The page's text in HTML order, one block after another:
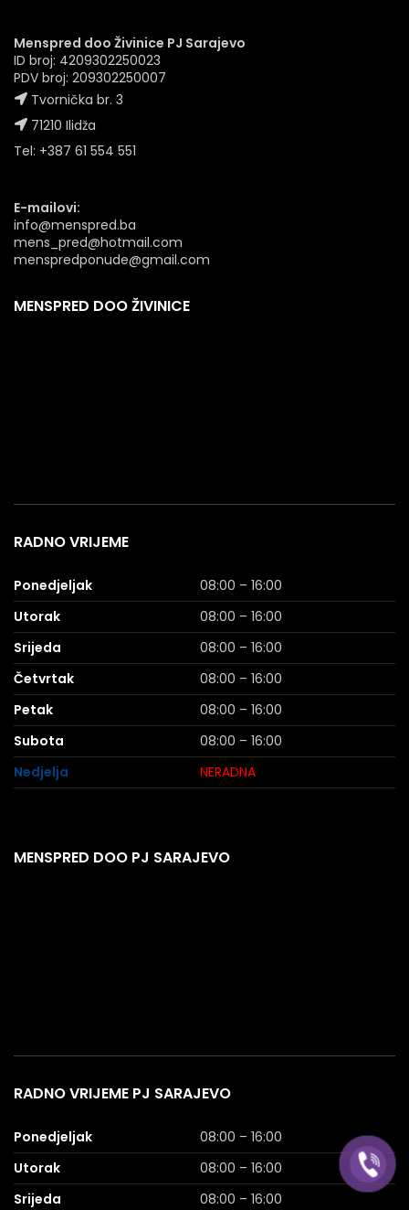
Menspred doo Živinice PJ Sarajevo
ID broj: 4209302250023
PDV broj: 209302250007
Tvornička br. 3
71210 Ilidža
Tel: +387 61 554 551
E-mailovi:
info@menspred.ba
mens_pred@hotmail.com
menspredponude@gmail.com
MENSPRED DOO ŽIVINICE
RADNO VRIJEME
Ponedjeljak
08:00 – 16:00
Utorak
08:00 – 16:00
Srijeda
08:00 – 16:00
Četvrtak
08:00 – 16:00
Petak
08:00 – 16:00
Subota
08:00 – 16:00
Nedjelja
NERADNA
MENSPRED DOO PJ SARAJEVO
RADNO VRIJEME PJ SARAJEVO
Ponedjeljak
08:00 – 16:00
Utorak
08:00 – 16:00
Srijeda
08:00 – 16:00